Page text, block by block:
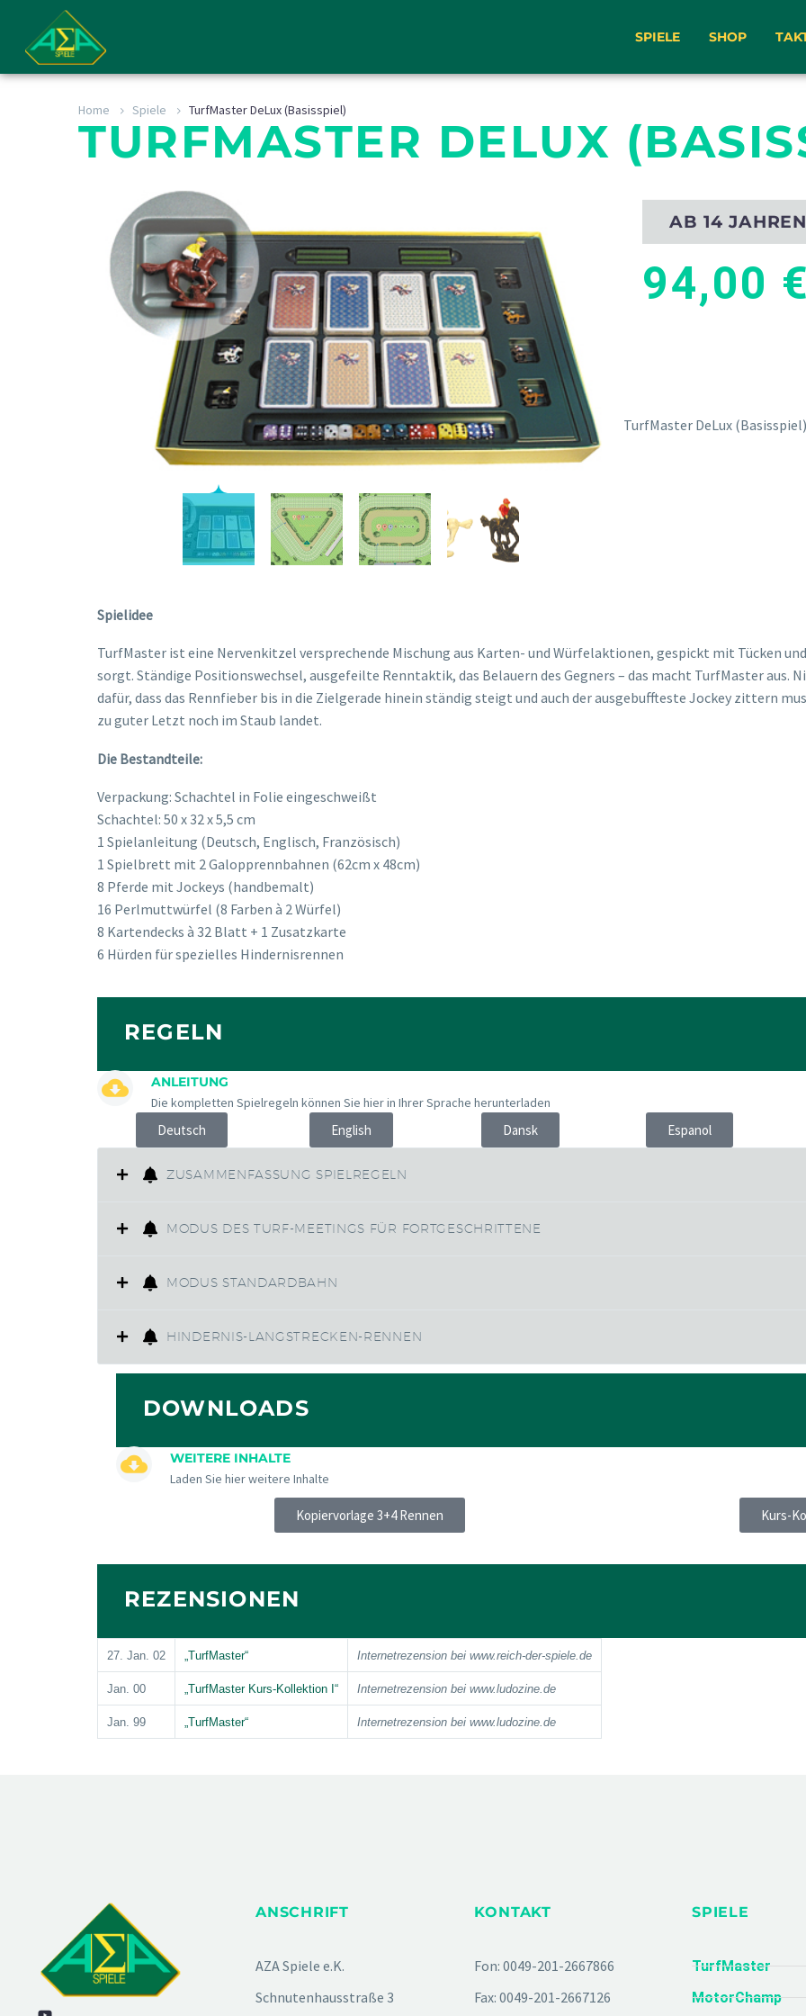
SPIELE SHOP
Home Spiele TurfMaster DeLux (Basisspiel)
TURFMASTER DELUX
AB 14 JAHREN
94,00 €
TurfMaster DeLux
Spielidee
TurfMaster ist eine Nervenkitzel versprechende Mischung aus Karten- und Würfelaktionen, gespickt mit Tücken
sorgt. Ständige Positionswechsel, ausgefeilte Renntaktik, das Belauern des Gegners – das macht TurfMaster
dafür, dass das Rennfieber bis in die Zielgerade hinein ständig steigt und auch der ausgebuffteste Jockey zittern
zu guter Letzt noch im Staub landet.
Die Bestandteile:
Verpackung: Schachtel in Folie eingeschweißt
Schachtel: 50 x 32 x 5,5 cm
1 Spielanleitung (Deutsch, Englisch, Französisch)
1 Spielbrett mit 2 Galopprennbahnen (62cm x 48cm)
8 Pferde mit Jockeys (handbemalt)
16 Perlmuttwürfel (8 Farben à 2 Würfel)
8 Kartendecks à 32 Blatt + 1 Zusatzkarte
6 Hürden für spezielles Hindernisrennen
REGELN
ANLEITUNG
Die kompletten Spielregeln können Sie hier in Ihrer Sprache herunterladen
Deutsch English Dansk Espanol
ZUSAMMENFASSUNG SPIELREGELN
MODUS DES TURF-MEETINGS FÜR FORTGESCHRITTENE
MODUS STANDARDBAHN
HINDERNIS-LANGSTRECKEN-RENNEN
DOWNLOADS
WEITERE INHALTE
Laden Sie hier weitere Inhalte
Kopiervorlage 3+4 Rennen Kurs-
REZENSIONEN
27. Jan. 02 „TurfMaster“ Internetrezension bei www.reich-der-spiele.de
Jan. 00 „TurfMaster Kurs-Kollektion I“ Internetrezension bei www.ludozine.de
Jan. 99 „TurfMaster“ Internetrezension bei www.ludozine.de
ANSCHRIFT
AZA Spiele e.K.
Schnutenhausstraße 3
KONTAKT
Fon: 0049-201-2667866
Fax: 0049-201-2667126
SPIELE
TurfMaster
MotorChamp